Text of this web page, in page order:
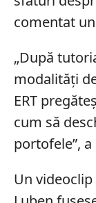
comentat
„După
modalități
ERT
cum să
portofele”,
Un